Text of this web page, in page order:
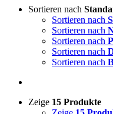
Sortieren nach
Sortieren nach
Sortieren nach
Sortieren nach
Sortieren nach
Sortieren nach
Zeige 15 Produkte